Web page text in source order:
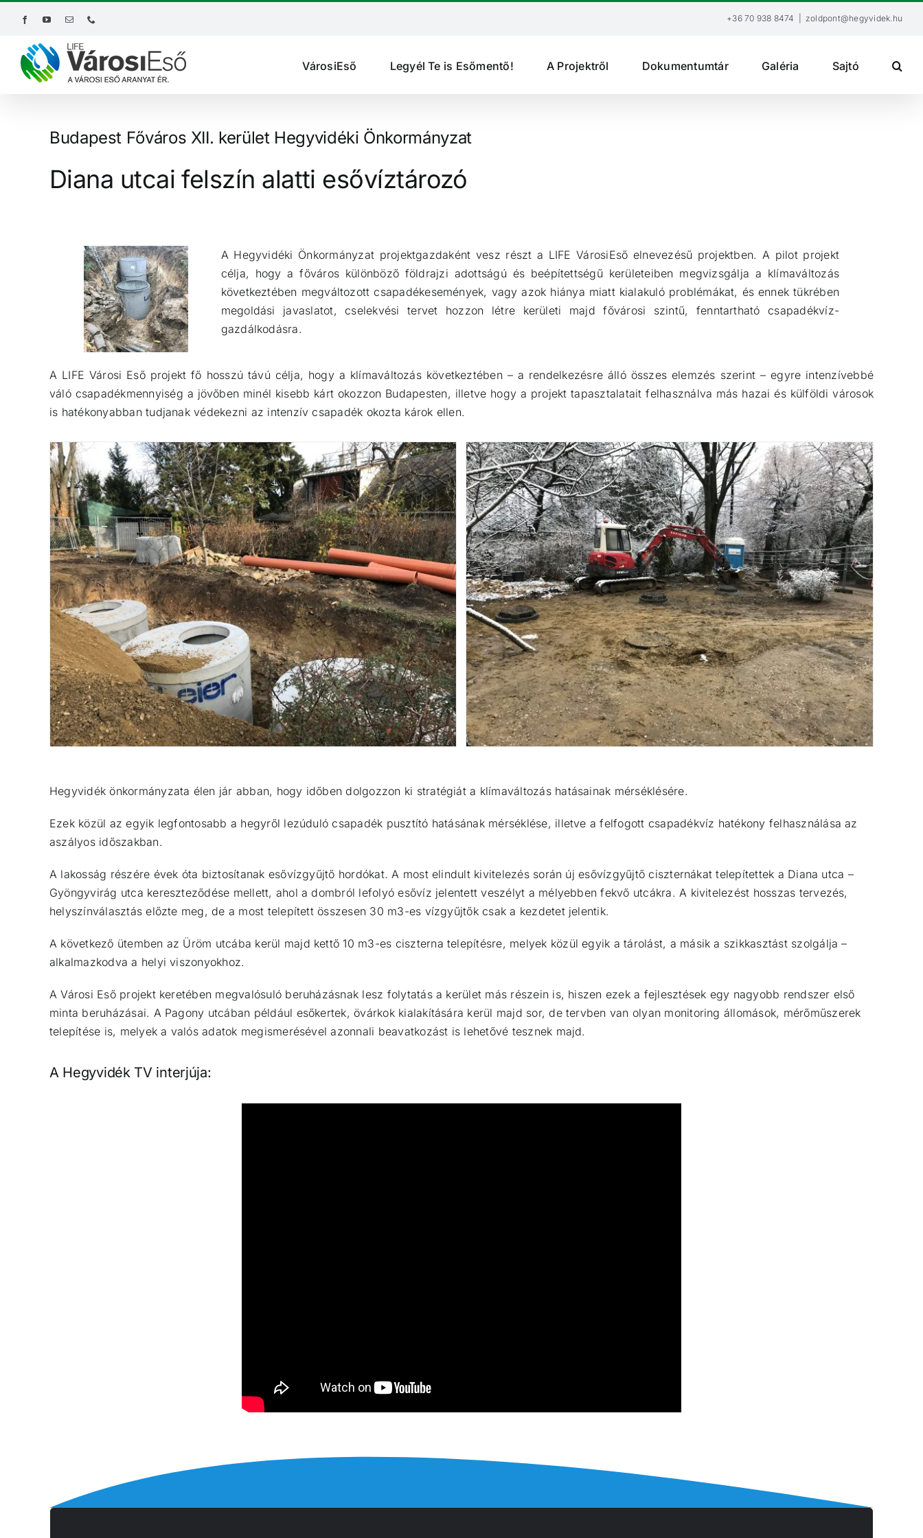
FacebookYouTubeEmail: +36 70 938 8474 zoldpont@hegyvidek.hu
VárosiEső Legyél Te is Esőmentő! A Projektről Dokumentumtár Galéria Sajtó
Budapest Főváros XII. kerület Hegyvidéki Önkormányzat
Diana utcai felszín alatti esővíztározó
A Hegyvidéki Önkormányzat projektgazdaként vesz részt a LIFE VárosiEső elnevezésű projektben. A pilot projekt
célja, hogy a főváros különböző földrajzi adottságú és beépítettségű kerületeiben megvizsgálja a klímaváltozás
következtében megváltozott csapadékesemények, vagy azok hiánya miatt kialakuló problémákat, és ennek tükrében
megoldási javaslatot, cselekvési tervet hozzon létre kerületi majd fővárosi szintű, fenntartható csapadékvíz-
gazdálkodásra.
A LIFE Városi Esőprojekt fő hosszú távú célja, hogy a klímaváltozás következtében – a rendelkezésre álló összes elemzés szerint – egyre intenzívebbé
váló csapadékmennyiség a jövőben minél kisebb kárt okozzon Budapesten, illetve hogy a projekt tapasztalatait felhasználva más hazai és külföldi városok
is hatékonyabban tudjanak védekezni az intenzív csapadék okozta károk ellen.
Hegyvidék önkormányzata élen jár abban, hogy időben dolgozzon ki stratégiát a klímaváltozás hatásainak mérséklésére.
Ezek közül az egyik legfontosabb a hegyről lezúduló csapadék pusztító hatásának mérséklése, illetve a felfogott csapadékvíz hatékony felhasználása az
aszályos időszakban.
A lakosság részére évek óta biztosítanak esővízgyűjtő hordókat. A most elindult kivitelezés során új esővízgyűjtő ciszternákat telepítettek a Diana utca –
Gyöngyvirág utca kereszteződése mellett, ahol a dombról lefolyó esővíz jelentett veszélyt a mélyebben fekvő utcákra. A kivitelezést hosszas tervezés,
helyszínválasztás előzte meg, de a most telepített összesen 30 m3-es vízgyűjtők csak a kezdetet jelentik.
A következő ütemben az Üröm utcába kerül majd kettő 10 m3-es ciszterna telepítésre, melyek közül egyik a tárolást, a másik a szikkasztást szolgálja –
alkalmazkodva a helyi viszonyokhoz.
A Városi Eső projekt keretében megvalósuló beruházásnak lesz folytatás a kerület más részein is, hiszen ezek a fejlesztések egy nagyobb rendszer első
minta beruházásai. A Pagony utcában például esőkertek, övárkok kialakítására kerül majd sor, de tervben van olyan monitoring állomások, mérőműszerek
telepítése is, melyek a valós adatok megismerésével azonnali beavatkozást is lehetővé tesznek majd.
A Hegyvidék TV interjúja: